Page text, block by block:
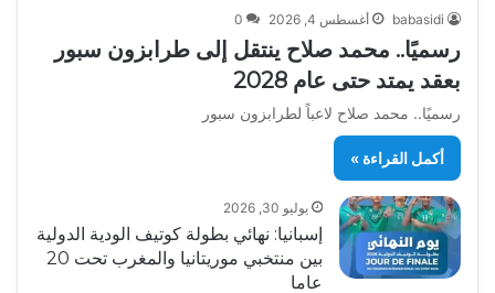
babasidi أغسطس 4, 2026 0
رسميًا.. محمد صلاح ينتقل إلى طرابزون سبور
بعقد يمتد حتى عام 2028
رسميًا.. محمد صلاح لاعباً لطرابزون سبور
أكمل القراءة »
يوليو 30, 2026
إسبانيا: نهائي بطولة كوتيف الودية الدولية
بين منتخبي موريتانيا والمغرب تحت 20
عاما